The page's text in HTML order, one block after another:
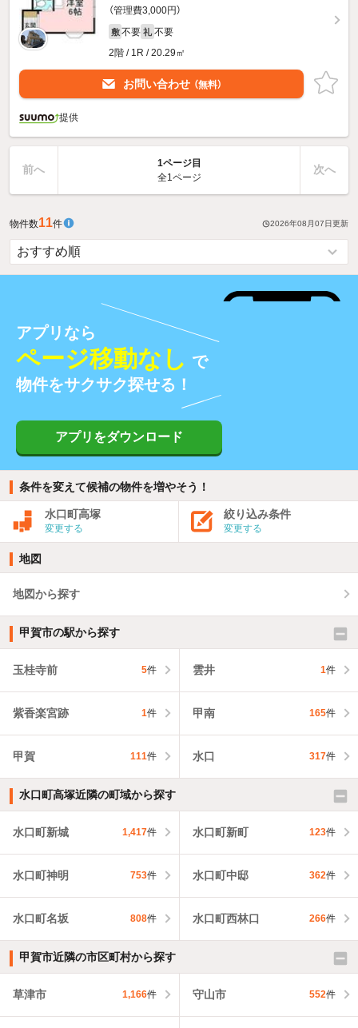
（管理費3,000円）
敷 不要 礼 不要
2階 / 1R / 20.29㎡
お問い合わせ （無料）
提供
前へ
1ページ目
全1ページ
次へ
物件数11件 2026年08月07日更新
アプリなら
ページ移動なし で
物件をサクサク探せる！
アプリをダウンロード
条件を変えて候補の物件を増やそう！
水口町高塚
変更する
絞り込み条件
変更する
地図
地図から探す
甲賀市の駅から探す
玉桂寺前 5件 雲井 1件
紫香楽宮跡 1件 甲南 165件
甲賀 111件 水口 317件
水口町高塚近隣の町域から探す
水口町新城 1,417件 水口町新町 123件
水口町神明 753件 水口町中邸 362件
水口町名坂 808件 水口町西林口 266件
甲賀市近隣の市区町村から探す
草津市 1,166件 守山市 552件